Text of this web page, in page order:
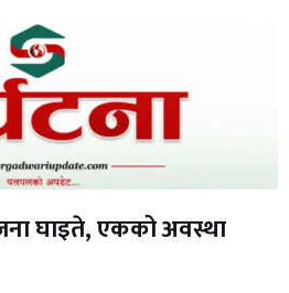
घाइते, एकको अवस्था